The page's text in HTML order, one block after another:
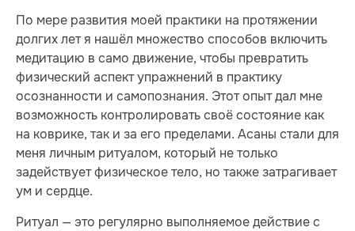
По мере развития моей практики на протяжении
долгих лет я нашёл множество способов включить
медитацию в само движение, чтобы превратить
физический аспект упражнений в практику
осознанности и самопознания. Этот опыт дал мне
возможность контролировать своё состояние как
на коврике, так и за его пределами. Асаны стали для
меня личным ритуалом, который не только
задействует физическое тело, но также затрагивает
ум и сердце.
Ритуал — это регулярно выполняемое действие с